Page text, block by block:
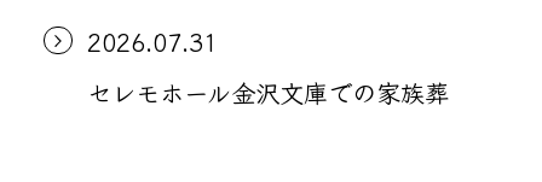
2026.07.31
セレモホール金沢文庫での家族葬